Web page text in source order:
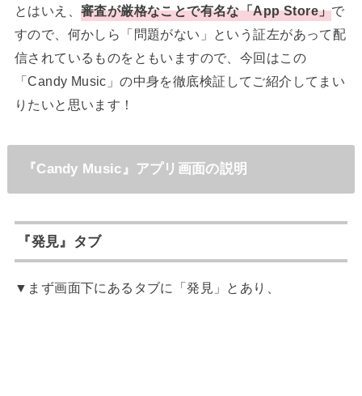
とはいえ、 審査が厳格なことで有名な「App Store」で
すので、何かしら「問題がない」という証左があって配
信されているものをともいますので、今回はこの
「Candy Music」の中身を徹底検証してご紹介してまい
りたいと思います！
『Candy Music』アプリ画面の説明
『発見』タブ
▼まず画面下にあるタブに「発見」とあり、